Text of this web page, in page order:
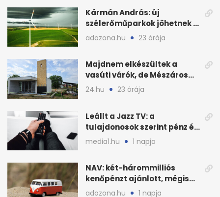
Kármán András: új
szélerőműparkok jöhetnek a
kormányülés döntése
adozona.hu 23 órája
Majdnem elkészültek a
vasúti várók, de Mészáros
bizalmasa leromboltatja
24.hu 23 órája
Leállt a Jazz TV: a
tulajdonosok szerint pénz és
szabályok döntöttek
media1.hu 1 napja
NAV: két-hárommilliós
kenőpénzt ajánlott, mégis
lefoglalták a hamis árut
adozona.hu 1 napja